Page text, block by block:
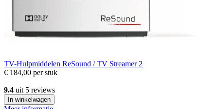
TV-Hulpmiddelen ReSound / TV Streamer 2
€ 184,00 per stuk
9.4 uit 5 reviews
In winkelwagen